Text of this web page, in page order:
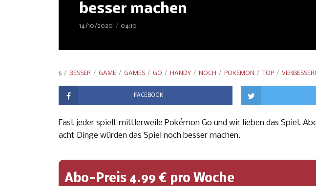
besser machen
14/10/2020 04:10
5 BESSER GAME GAMES GO HANDY NOCH POKEMON TOP
FACEBOOK
Fast jeder spielt mittlerweile Pokémon Go und wir lieben das Spiel.
acht Dinge würden das Spiel noch besser machen.
Abo-Preis 4.99 € pro Woche